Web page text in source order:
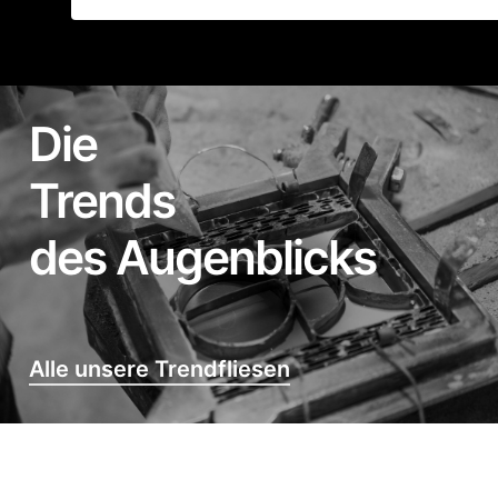
Die
Trends
des Augenblicks
Alle unsere Trendfliesen